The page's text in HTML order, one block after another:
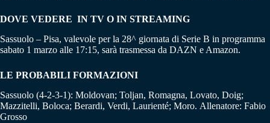
DOVE VEDERE IN TV O IN STREAMING
Sassuolo – Pisa, valevole per la 28^ giornata di Serie B in programma
sabato 1 marzo alle 17:15, sarà trasmessa da DAZN e Amazon.
LE PROBABILI FORMAZIONI
Sassuolo (4-2-3-1): Moldovan; Toljan, Romagna, Lovato, Doig;
Mazzitelli, Boloca; Berardi, Verdi, Laurienté; Moro. Allenatore: Fabio
Grosso